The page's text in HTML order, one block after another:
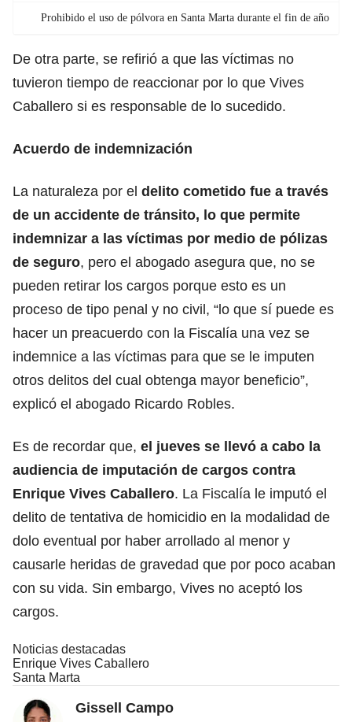
Prohibido el uso de pólvora en Santa Marta durante el fin de año
De otra parte, se refirió a que las víctimas no
tuvieron tiempo de reaccionar por lo que Vives
Caballero si es responsable de lo sucedido.
Acuerdo de indemnización
La naturaleza por el delito cometido fue a través
de un accidente de tránsito, lo que permite
indemnizar a las víctimas por medio de pólizas
de seguro, pero el abogado asegura que, no se
pueden retirar los cargos porque esto es un
proceso de tipo penal y no civil, “lo que sí puede es
hacer un preacuerdo con la Fiscalía una vez se
indemnice a las víctimas para que se le imputen
otros delitos del cual obtenga mayor beneficio”,
explicó el abogado Ricardo Robles.
Es de recordar que, el jueves se llevó a cabo la
audiencia de imputación de cargos contra
Enrique Vives Caballero. La Fiscalía le imputó el
delito de tentativa de homicidio en la modalidad de
dolo eventual por haber arrollado al menor y
causarle heridas de gravedad que por poco acaban
con su vida. Sin embargo, Vives no aceptó los
cargos.
Noticias destacadas
Enrique Vives Caballero
Santa Marta
Gissell Campo